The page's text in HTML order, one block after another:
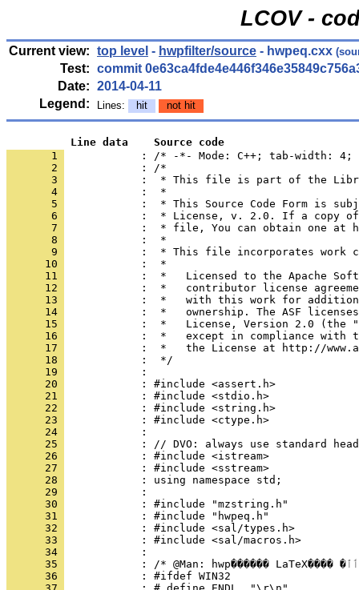
LCOV -
Current view: top level - hwpfilter/source - hwpeq.cxx
Test: commit
Date: 2014-04-11
Legend:
Lines: hit not hit
          Line data    Source code
       1
: /* -*- Mode: C++; tab-width:
       2
       3
       4
       5
       6
       7
       8
       9
      10
      11
      12
      13
      14
      15
      16
      17
      18
      19
      20
      21
      22
      23
      24
      25
      26
      27
      28
      29
      30
      31
      32
      33
      34
      35
      36